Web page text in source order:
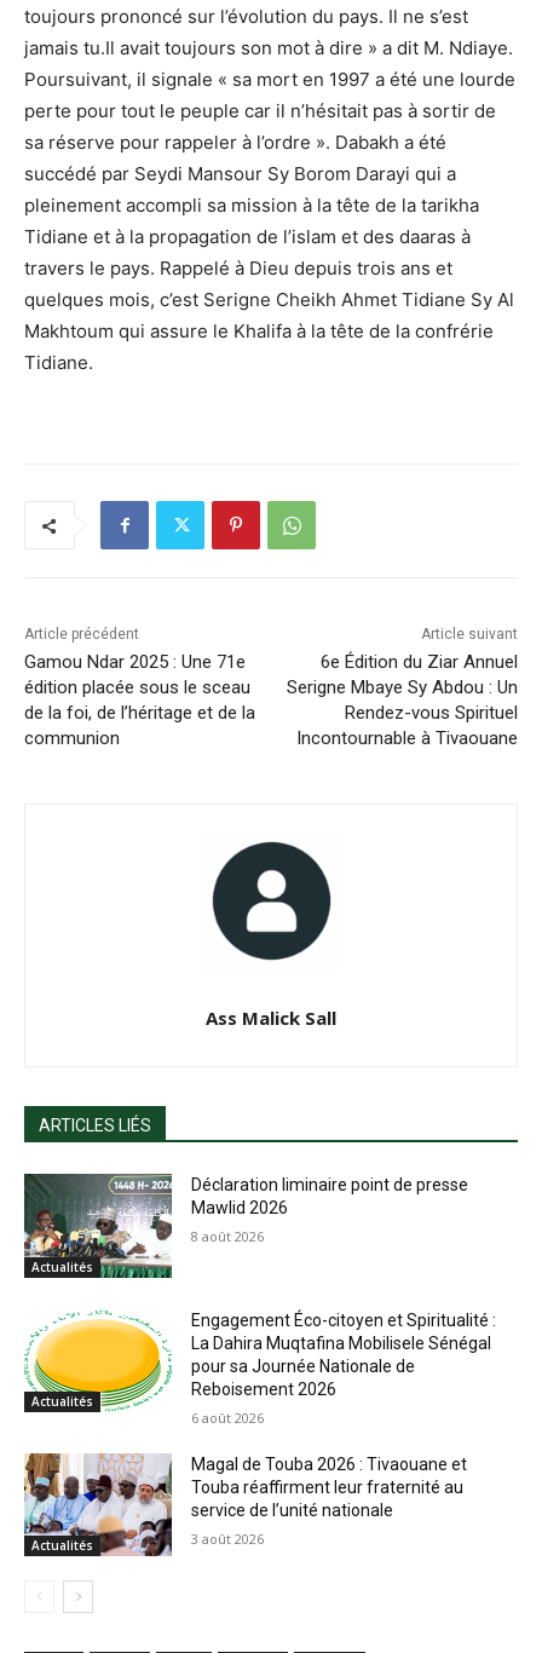
toujours prononcé sur l’évolution du pays. Il ne s’est
jamais tu.Il avait toujours son mot à dire » a dit M. Ndiaye.
Poursuivant, il signale « sa mort en 1997 a été une lourde
perte pour tout le peuple car il n’hésitait pas à sortir de
sa réserve pour rappeler à l’ordre ». Dabakh a été
succédé par Seydi Mansour Sy Borom Darayi qui a
pleinement accompli sa mission à la tête de la tarikha
Tidiane et à la propagation de l’islam et des daaras à
travers le pays. Rappelé à Dieu depuis trois ans et
quelques mois, c’est Serigne Cheikh Ahmet Tidiane Sy Al
Makhtoum qui assure le Khalifa à la tête de la confrérie
Tidiane.
Article précédent
Gamou Ndar 2025 : Une 71e
édition placée sous le sceau
de la foi, de l’héritage et de la
communion
Article suivant
6e Édition du Ziar Annuel
Serigne Mbaye Sy Abdou : Un
Rendez-vous Spirituel
Incontournable à Tivaouane
Ass Malick Sall
ARTICLES LIÉS
Actualités
Déclaration liminaire point de presse
Mawlid 2026
8 août 2026
Actualités
Engagement Éco-citoyen et Spiritualité :
La Dahira Muqtafina Mobilisele Sénégal
pour sa Journée Nationale de
Reboisement 2026
6 août 2026
Actualités
Magal de Touba 2026 : Tivaouane et
Touba réaffirment leur fraternité au
service de l’unité nationale
3 août 2026